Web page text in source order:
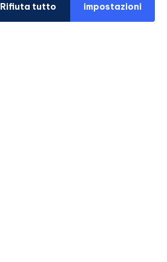
Rifiuta tutto impostazioni